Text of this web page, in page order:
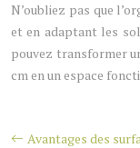
N’oubliez pas que
et en adaptant les
pouvez transformer
cm en un espace
Avantages des